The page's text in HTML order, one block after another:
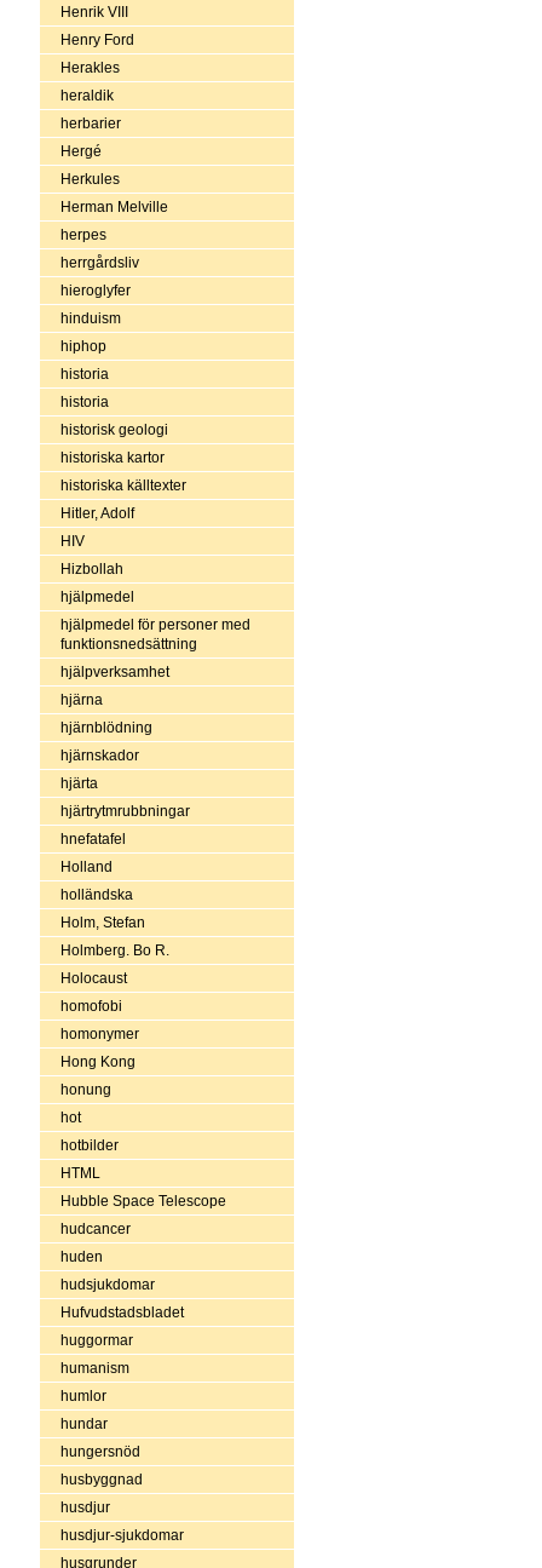
Henrik VIII
Henry Ford
Herakles
heraldik
herbarier
Hergé
Herkules
Herman Melville
herpes
herrgårdsliv
hieroglyfer
hinduism
hiphop
historia
historia
historisk geologi
historiska kartor
historiska källtexter
Hitler, Adolf
HIV
Hizbollah
hjälpmedel
hjälpmedel för personer med
funktionsnedsättning
hjälpverksamhet
hjärna
hjärnblödning
hjärnskador
hjärta
hjärtrytmrubbningar
hnefatafel
Holland
holländska
Holm, Stefan
Holmberg. Bo R.
Holocaust
homofobi
homonymer
Hong Kong
honung
hot
hotbilder
HTML
Hubble Space Telescope
hudcancer
huden
hudsjukdomar
Hufvudstadsbladet
huggormar
humanism
humlor
hundar
hungersnöd
husbyggnad
husdjur
husdjur-sjukdomar
husgrunder